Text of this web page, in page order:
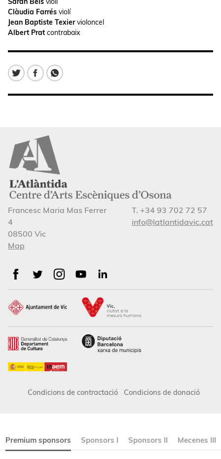
Clàudia Farrés violí
Jean Baptiste Texiervioloncel
Albert Prat contrabaix
Francesc Maria Mas Ferrer
4
08500 Vic
Map
T. +34 93 702 72 57
info@latlantidavic.cat
Condicions de contractació Condicions de donació
Premium sponsors Sponsors I Sponsors II Mecenes III